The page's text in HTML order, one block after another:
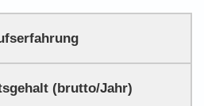
(brutto/Jahr)